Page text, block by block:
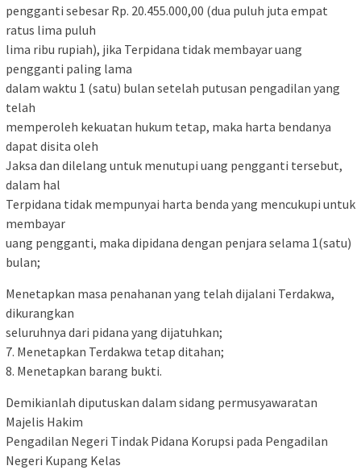
pengganti sebesar Rp. 20.455.000,00 (dua puluh juta empat
ratus lima puluh
lima ribu rupiah), jika Terpidana tidak membayar uang
pengganti paling lama
dalam waktu 1 (satu) bulan setelah putusan pengadilan yang
telah
memperoleh kekuatan hukum tetap, maka harta bendanya
dapat disita oleh
Jaksa dan dilelang untuk menutupi uang pengganti tersebut,
dalam hal
Terpidana tidak mempunyai harta benda yang mencukupi untuk
membayar
uang pengganti, maka dipidana dengan penjara selama 1(satu)
bulan;
Menetapkan masa penahanan yang telah dijalani Terdakwa,
dikurangkan
seluruhnya dari pidana yang dijatuhkan;
7. Menetapkan Terdakwa tetap ditahan;
8. Menetapkan barang bukti.
Demikianlah diputuskan dalam sidang permusyawaratan
Majelis Hakim
Pengadilan Negeri Tindak Pidana Korupsi pada Pengadilan
Negeri Kupang Kelas